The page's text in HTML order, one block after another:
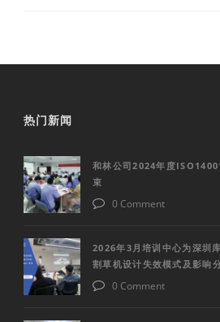
热门新闻
和林公司2024年度
束
0 Comment
2026年3月培训中心为深圳
割草机设计失效模式及影响
0 Comment